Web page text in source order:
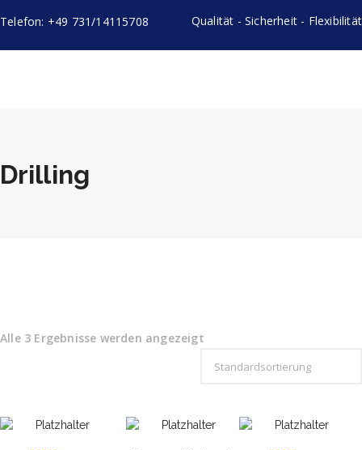
Telefon: +49 731/14115708 Qualität - Sicherheit - Flexibilität
Drilling
Alle 3 Ergebnisse werden angezeigt